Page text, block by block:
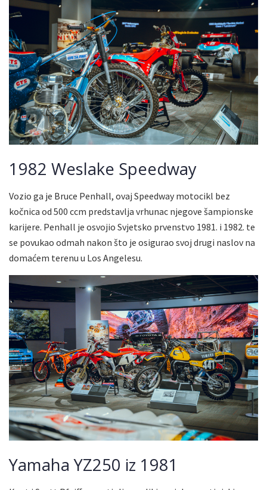
1982 Weslake Speedway
Vozio ga je Bruce Penhall, ovaj Speedway motocikl bez
kočnica od 500 ccm predstavlja vrhunac njegove šampionske
karijere. Penhall je osvojio Svjetsko prvenstvo 1981. i 1982. te
se povukao odmah nakon što je osigurao svoj drugi naslov na
domaćem terenu u Los Angelesu.
Yamaha YZ250 iz 1981